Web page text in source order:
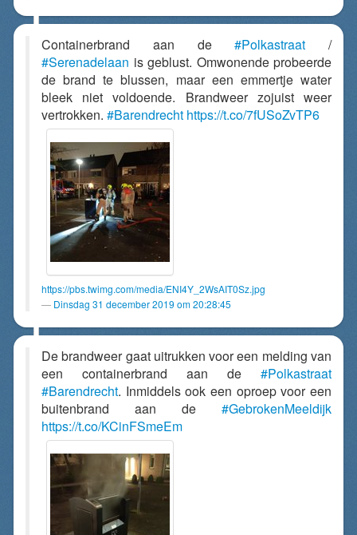
Containerbrand aan de#Polkastraat /
#Serenadelaan is geblust. Omwonende probeerde
de brand te blussen, maar een emmertje water
bleek niet voldoende. Brandweer zojuist weer
vertrokken. #Barendrecht https://t.co/7fUSoZvTP6
https://pbs.twimg.com/media/ENI4Y_2WsAIT0Sz.jpg
Dinsdag 31 december 2019 om 20:28:45
De brandweer gaat uitrukken voor een melding van
een containerbrand aan de #Polkastraat
#Barendrecht. Inmiddels ook een oproep voor een
buitenbrand aan de #GebrokenMeeldijk
https://t.co/KCinFSmeEm